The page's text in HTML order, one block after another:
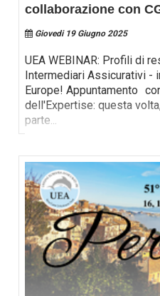
collaborazione con
Giovedi 19 Giugno 2025
UEA WEBINAR: Profili di
Intermediari Assicurativi -
Europe! Appuntamento
dell'Expertise: questa
parte...